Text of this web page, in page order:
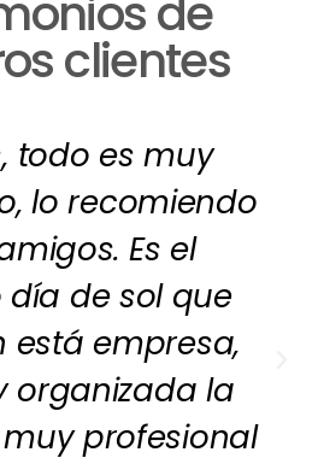
de
clientes
todo es muy
lo recomiendo
Es el
de sol que
está empresa,
organizada la
profesional